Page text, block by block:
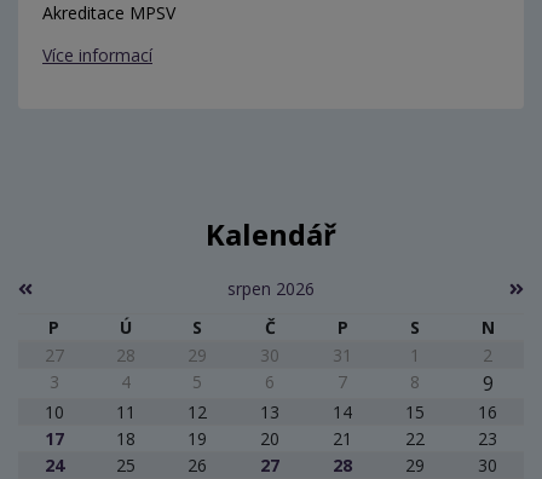
Akreditace MPSV
Více informací
Kalendář
srpen 2026
P
Ú S Č P S
N
27
28 29 30 31 1
2
3
4 5 6 7 8 9
10 11 12 13 14 15
16
17
18 19 20 21 22
23
24
25 26 27 28 29
30